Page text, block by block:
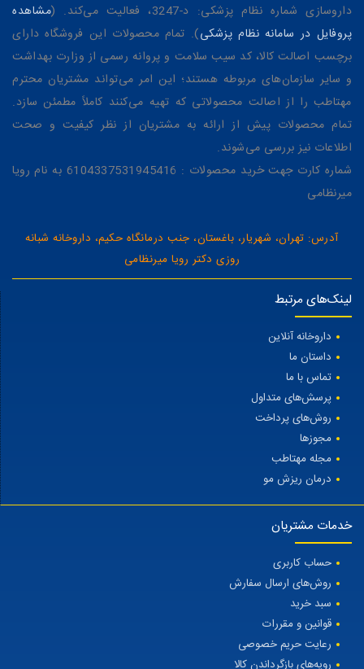
داروسازی شماره نظام پزشکی: د-3247، فعالیت می‌کند. (
مشاهده
پروفایل در سامانه نظام پزشکی). تمام محصولات این فروشگاه دارای
برچسب اصالت کالا، کد سیب سلامت و پروانه رسمی از وزارت بهداشت
و سایر سازمان‌های مربوطه هستند؛ این امر می‌تواند مشتریان محترم
مهتاطب را از اصالت محصولاتی که تهیه می‌کنند کاملاً مطمئن سازد.
تمام محصولات پیش از ارائه به مشتریان از نظر کیفیت و صحت
اطلاعات نیز بررسی می‌شوند.
شماره کارت جهت خرید محصولات : 6104337531945416 به نام رویا
میرنظامی
آدرس: تهران، شهریار، باغستان، جنب درمانگاه حکیم، داروخانه شبانه
روزی دکتر رویا میرنظامی
لینک‌های مرتبط
داروخانه آنلاین
داستان ما
تماس با ما
پرسش‌های متداول
روش‌های پرداخت
مجوزها
مجله مهتاطب
درمان ریزش مو
خدمات مشتریان
حساب کاربری
روش‌های ارسال سفارش
سبد خرید
قوانین و مقررات
رعایت حریم خصوصی
رویه‌های بازگرداندن کالا